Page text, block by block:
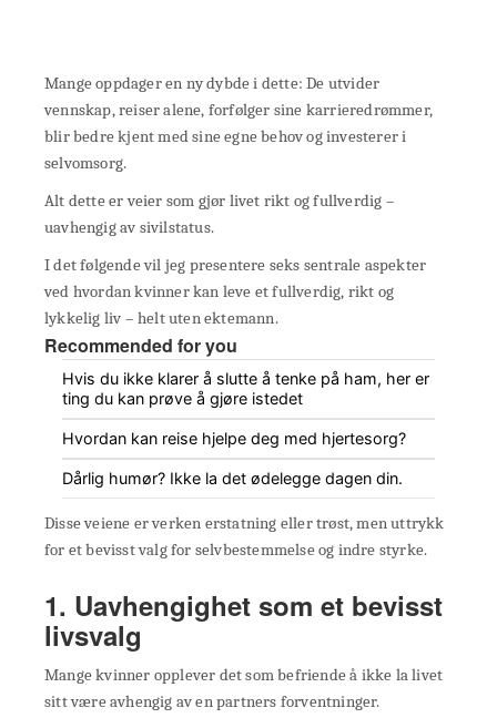
Mange oppdager en ny dybde i dette: De utvider
vennskap, reiser alene, forfølger sine karrieredrømmer,
blir bedre kjent med sine egne behov og investerer i
selvomsorg.
Alt dette er veier som gjør livet rikt og fullverdig –
uavhengig av sivilstatus.
I det følgende vil jeg presentere seks sentrale aspekter
ved hvordan kvinner kan leve et fullverdig, rikt og
lykkelig liv – helt uten ektemann.
Recommended for you
Hvis du ikke klarer å slutte å tenke på ham, her er
ting du kan prøve å gjøre istedet
Hvordan kan reise hjelpe deg med hjertesorg?
Dårlig humør? Ikke la det ødelegge dagen din.
Disse veiene er verken erstatning eller trøst, men uttrykk
for et bevisst valg for selvbestemmelse og indre styrke.
1. Uavhengighet som et bevisst
livsvalg
Mange kvinner opplever det som befriende å ikke la livet
sitt være avhengig av en partners forventninger.